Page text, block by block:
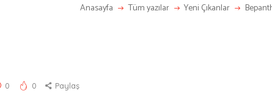
Anasayfa Tüm yazılar Yeni Çıkanlar
0 0 Paylaş